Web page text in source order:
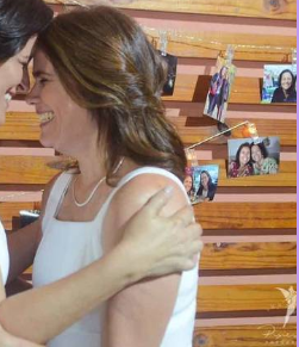
419 0